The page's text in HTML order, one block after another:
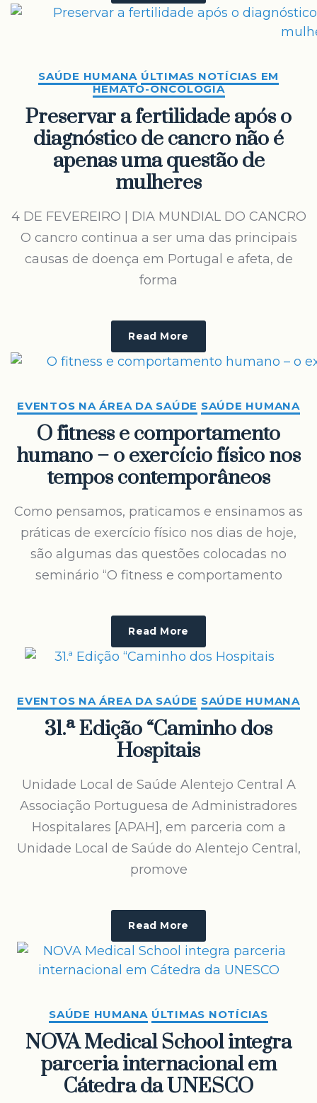
SAÚDE HUMANA ÚLTIMAS NOTÍCIAS EM
HEMATO-ONCOLOGIA
Preservar a fertilidade após o
diagnóstico de cancro não é
apenas uma questão de
mulheres
4 DE FEVEREIRO | DIA MUNDIAL DO CANCRO
O cancro continua a ser uma das principais
causas de doença em Portugal e afeta, de
forma
Read More
EVENTOS NA ÁREA DA SAÚDE SAÚDE HUMANA
O fitness e comportamento
humano – o exercício físico nos
tempos contemporâneos
Como pensamos, praticamos e ensinamos as
práticas de exercício físico nos dias de hoje,
são algumas das questões colocadas no
seminário “O fitness e comportamento
Read More
EVENTOS NA ÁREA DA SAÚDE SAÚDE HUMANA
31.ª Edição “Caminho dos
Hospitais
Unidade Local de Saúde Alentejo Central A
Associação Portuguesa de Administradores
Hospitalares [APAH], em parceria com a
Unidade Local de Saúde do Alentejo Central,
promove
Read More
SAÚDE HUMANA ÚLTIMAS NOTÍCIAS
NOVA Medical School integra
parceria internacional em
Cátedra da UNESCO